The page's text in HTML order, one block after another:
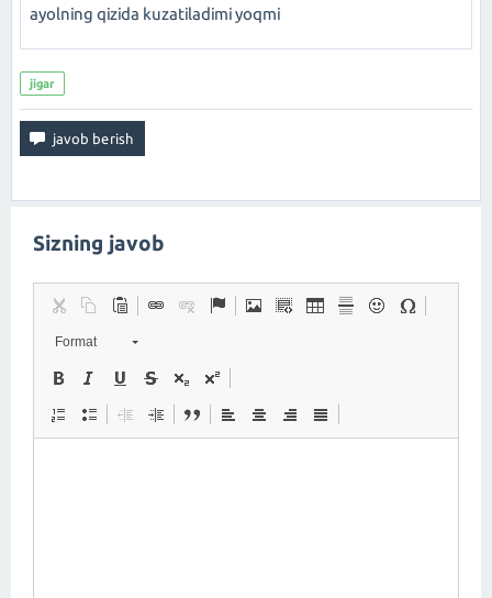
ayolning qizida kuzatiladimi yoqmi
jigar
Sizning javob
Format